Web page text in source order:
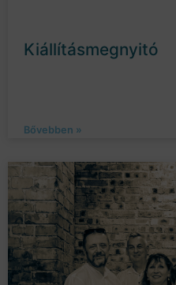
Kiállításmegnyitó
Bővebben »